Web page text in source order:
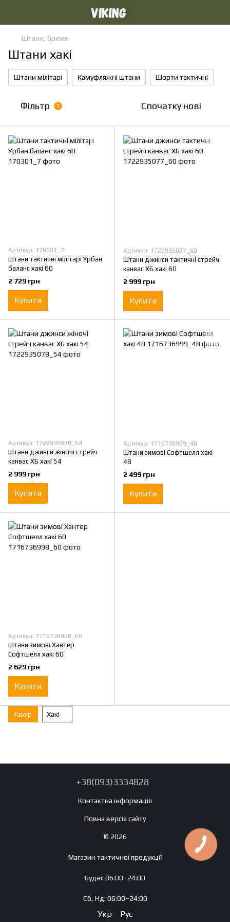
Штани, брюки
Штани хакі
Штани мілітарі Камуфляжні штани Шорти тактичні
Фільтр 1 Спочатку нові
Артикул: 170301_7
Штани тактичні мілітарі Урбан
баланс хакі 60
2 729 грн
Купити
Артикул: 1722935077_60
Штани джинси тактичні стрейч
канвас ХБ хакі 60
2 999 грн
Купити
Артикул: 1722935078_54
Штани джинси жіночі стрейч
канвас ХБ хакі 54
2 999 грн
Купити
Артикул: 1716736999_48
Штани зимові Софтшелл хакі
48
2 499 грн
Купити
Артикул: 1716736998_60
Штани зимові Хантер
Софтшелл хакі 60
2 629 грн
Купити
Колір Хакі
+38(093)3334828
Контактна інформація
Повна версія сайту
© 2026
Магазин тактичної продукції
Будні: 06:00–24:00
Сб, Нд: 06:00–24:00
Укр Рус